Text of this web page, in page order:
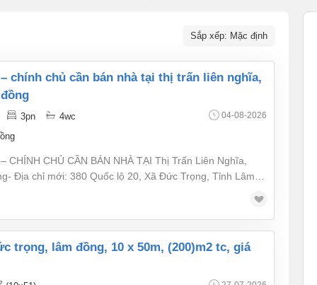
Sắp xếp: Mặc định
3pn 4wc 04-08-2026
CHÍNH CHỦ CẦN BÁN NHÀ TẠI Thị Trấn Liên Nghĩa,
Địa chỉ mới: 380 Quốc lộ 20, Xã Đức Trọng, Tỉnh Lâm
Mặt tiền Quốc lộ 20, khu trung tâm, giao thông thuận
sang tên nhanh.- Liên hệ chính chủ: 0919066133 để xem